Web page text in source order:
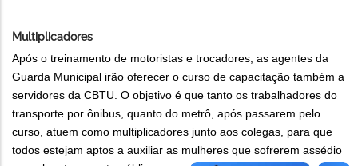
Multiplicadores
Após o treinamento de motoristas e trocadores, as agentes da
Guarda Municipal irão oferecer o curso de capacitação também a
servidores da CBTU. O objetivo é que tanto os trabalhadores do
transporte por ônibus, quanto do metrô, após passarem pelo
curso, atuem como multiplicadores junto aos colegas, para que
todos estejam aptos a auxiliar as mulheres que sofrerem assédio